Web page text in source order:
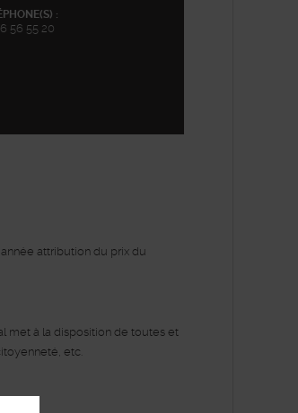
:
56 55 20
attribution du prix du
met à la disposition de toutes et
etc.